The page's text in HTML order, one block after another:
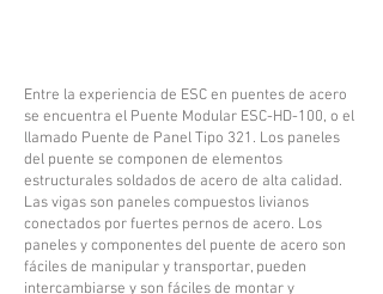
Entre la experiencia de ESC en puentes de acero
se encuentra el Puente Modular ESC-HD-100, o el
llamado Puente de Panel Tipo 321. Los paneles
del puente se componen de elementos
estructurales soldados de acero de alta calidad.
Las vigas son paneles compuestos livianos
conectados por fuertes pernos de acero. Los
paneles y componentes del puente de acero son
fáciles de manipular y transportar, pueden
intercambiarse y son fáciles de montar y